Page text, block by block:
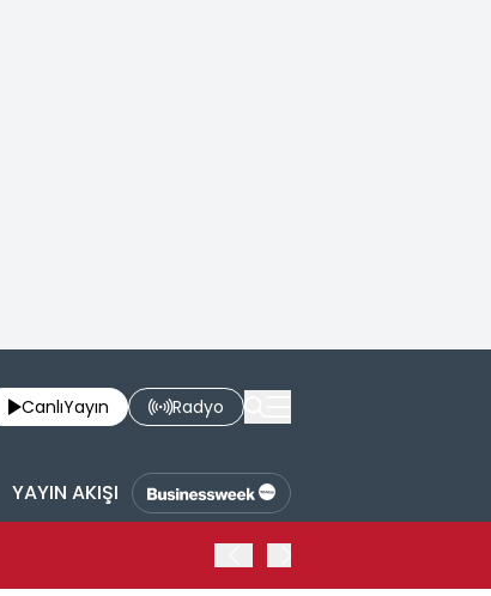
CanlıYayın Radyo
YAYIN AKIŞI